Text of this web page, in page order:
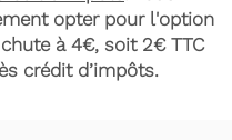
opter pour l'option
à 4€, soit 2€ TTC
crédit d’impôts.